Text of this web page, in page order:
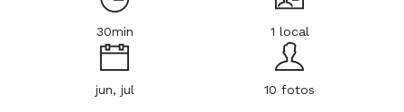
30min 1 local
jun, jul 10 fotos